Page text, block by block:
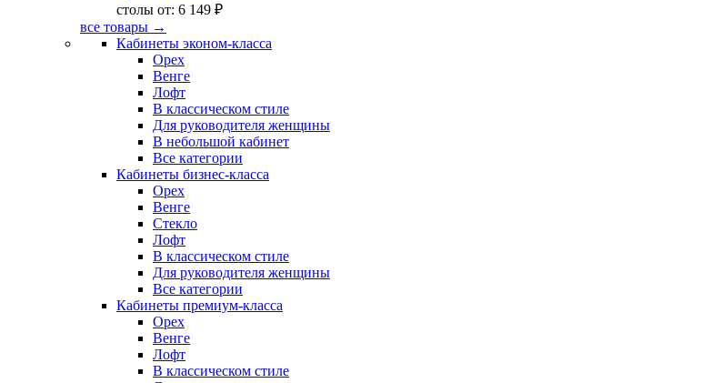
столы от: 6 149 ₽
все товары →
Кабинеты эконом-класса
Орех
Венге
Лофт
В классическом стиле
Для руководителя женщины
В небольшой кабинет
Все категории
Кабинеты бизнес-класса
Орех
Венге
Стекло
Лофт
В классическом стиле
Для руководителя женщины
Все категории
Кабинеты премиум-класса
Орех
Венге
Лофт
В классическом стиле